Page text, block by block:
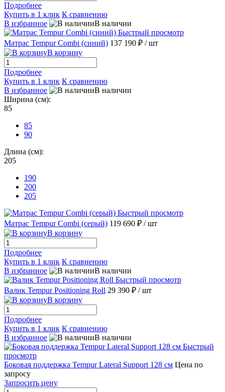
Подробнее
Купить в 1 клик К сравнению
В избранное
В наличии
Быстрый просмотр
Матрас Tempur Combi (синий) 137 190 ₽ / шт
В корзину
Подробнее
Купить в 1 клик К сравнению
В избранное
В наличии
Ширина (см):
85
85
90
Длина (см):
205
190
200
205
Быстрый просмотр
Матрас Tempur Combi (серый) 119 690 ₽ / шт
В корзину
Подробнее
Купить в 1 клик К сравнению
В избранное
В наличии
Быстрый просмотр
Валик Tempur Positioning Roll 29 390 ₽ / шт
В корзину
Подробнее
Купить в 1 клик К сравнению
В избранное
В наличии
Быстрый
просмотр
Боковая поддержка Tempur Lateral Support 128 см Цена по
запросу
Запросить цену